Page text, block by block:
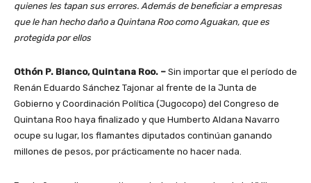
quienes les tapan sus errores. Además de beneficiar a empresas
que le han hecho daño a Quintana Roo como Aguakan, que es
protegida por ellos
Othón P. Blanco, Quintana Roo. – Sin importar que el período de
Renán Eduardo Sánchez Tajonar al frente de la Junta de
Gobierno y Coordinación Política (Jugocopo) del Congreso de
Quintana Roo haya finalizado y que Humberto Aldana Navarro
ocupe su lugar, los flamantes diputados continúan ganando
millones de pesos, por prácticamente no hacer nada.